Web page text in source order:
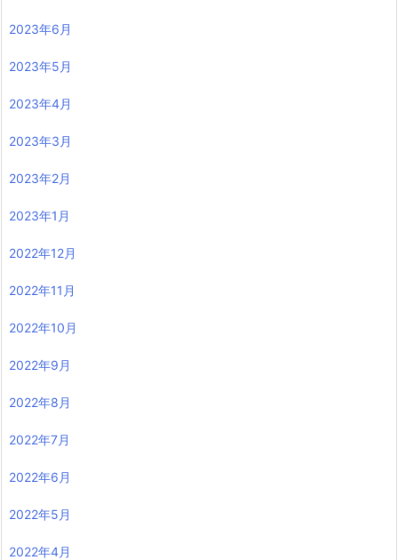
2023年6月
2023年5月
2023年4月
2023年3月
2023年2月
2023年1月
2022年12月
2022年11月
2022年10月
2022年9月
2022年8月
2022年7月
2022年6月
2022年5月
2022年4月